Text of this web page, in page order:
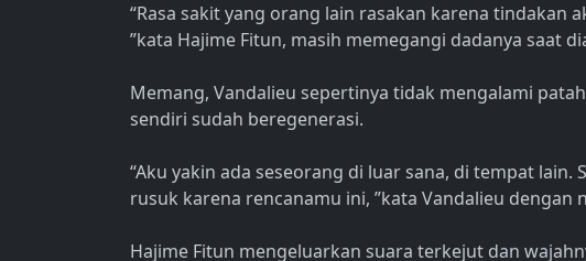
“Rasa sakit yang orang lain rasakan karena tindakan
”kata Hajime Fitun, masih memegangi dadanya saat
Memang, Vandalieu sepertinya tidak mengalami
sendiri sudah beregenerasi.
“Aku yakin ada seseorang di luar sana, di tempat
rusuk karena rencanamu ini, ”kata Vandalieu dengan
Hajime Fitun mengeluarkan suara terkejut dan